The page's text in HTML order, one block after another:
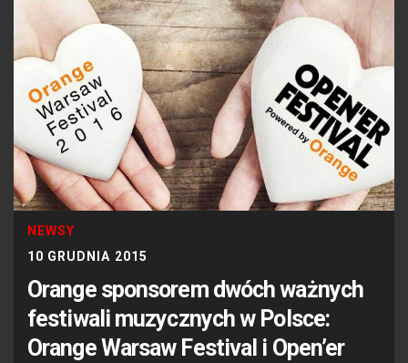
NEWSY
10 GRUDNIA 2015
Orange sponsorem dwóch ważnych
festiwali muzycznych w Polsce:
Orange Warsaw Festival i Open’er